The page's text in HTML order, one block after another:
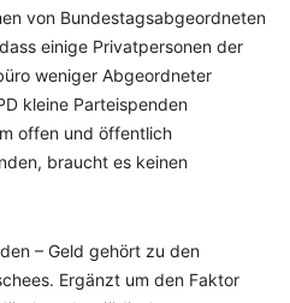
von Bundestagsabgeordneten
einige Privatpersonen der
weniger Abgeordneter
kleine Parteispenden
offen und öffentlich
braucht es keinen
– Geld gehört zu den
Ergänzt um den Faktor